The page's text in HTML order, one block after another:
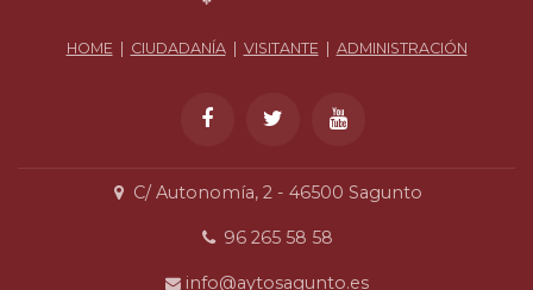
HOME | CIUDADANÍA| VISITANTE | ADMINISTRACIÓN
C/ Autonomía, 2 - 46500 Sagunto
96 265 58 58
info@aytosagunto.es